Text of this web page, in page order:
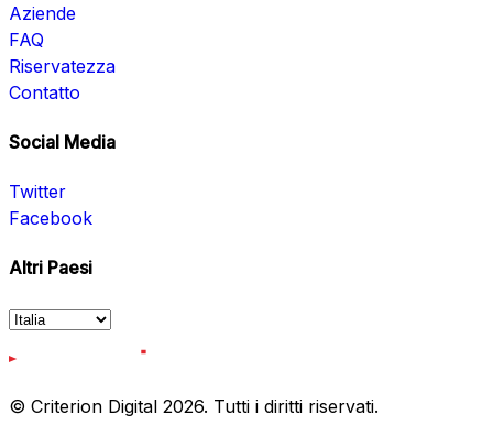
Aziende
FAQ
Riservatezza
Contatto
Social Media
Twitter
Facebook
Altri Paesi
© Criterion Digital 2026. Tutti i diritti riservati.